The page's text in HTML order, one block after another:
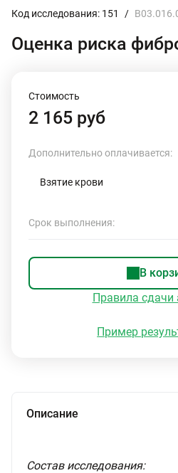
Код исследования: 151 /
Оценка риска
Стоимость
2 165 руб
Дополнительно оплачивается:
Взятие крови
Срок выполнения:
В
Правила сдачи
Пример
Описание
Состав исследования: